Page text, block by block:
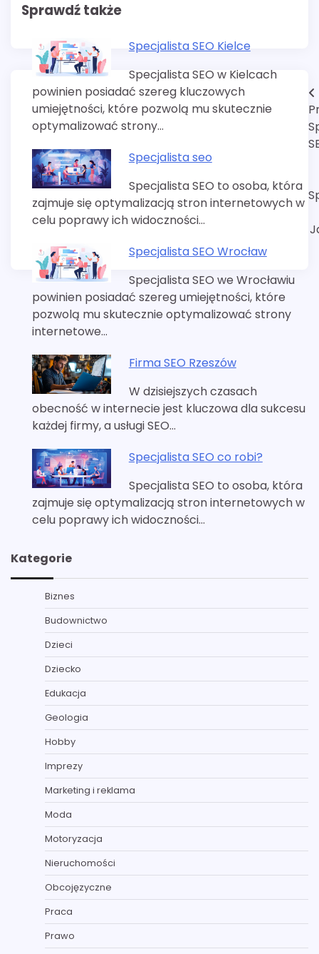
Sprawdź także
Specjalista SEO Kielce
Specjalista SEO w Kielcach
powinien posiadać szereg kluczowych
umiejętności, które pozwolą mu skutecznie
optymalizować strony…
Specjalista seo
Specjalista SEO to osoba, która
zajmuje się optymalizacją stron internetowych w
celu poprawy ich widoczności…
Specjalista SEO Wrocław
Specjalista SEO we Wrocławiu
powinien posiadać szereg umiejętności, które
pozwolą mu skutecznie optymalizować strony
internetowe…
Firma SEO Rzeszów
W dzisiejszych czasach
obecność w internecie jest kluczowa dla sukcesu
każdej firmy, a usługi SEO…
Specjalista SEO co robi?
Specjalista SEO to osoba, która
zajmuje się optymalizacją stron internetowych w
celu poprawy ich widoczności…
Nawigacja
wpisu
Kategorie
Biznes
Budownictwo
Dzieci
Dziecko
Edukacja
Geologia
Hobby
Imprezy
Marketing i reklama
Moda
Motoryzacja
Nieruchomości
Obcojęzyczne
Praca
Prawo